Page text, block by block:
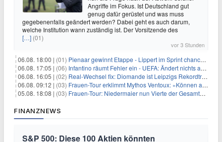
Angriffe im Fokus. Ist Deutschland gut
genug dafür gerüstet und was muss
gegebenenfalls geändert werden? Dabei geht es auch darum,
welche Institution wann zuständig ist. Der Vorsitzende des
[…] (01)
vor 3 Stunden
06.08. 18:00 | (01) Pienaar gewinnt Etappe - Lippert im Sprint chancenlos
06.08. 17:05 | (06) Infantino räumt Fehler ein - UEFA: Ändert nichts an Boykott
06.08. 16:05 | (02) Real-Wechsel fix: Diomande ist Leipzigs Rekordtransfer
06.08. 09:12 | (03) Frauen-Tour erklimmt Mythos Ventoux: «Können alles schaffen»
05.08. 18:08 | (03) Frauen-Tour: Niedermaier nun Vierte der Gesamtwertung
FINANZNEWS
S&P 500: Diese 100 Aktien könnten